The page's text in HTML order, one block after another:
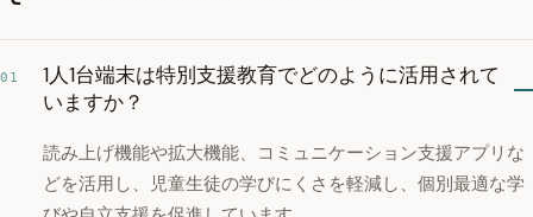
01
1人1台端末は特別支援教育でどのように活用されて
いますか？
読み上げ機能や拡大機能、コミュニケーション支援アプリな
どを活用し、児童生徒の学びにくさを軽減し、個別最適な学